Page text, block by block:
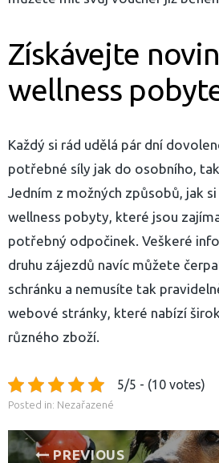
Získávejte
wellness
Každý si rád udělá pár dní
potřebné síly jak do osobního,
Jedním z možných způsobů, jak
wellness pobyty, které jsou
potřebný odpočinek. Veškeré
druhu zájezdů navíc můžete
schránku a nemusíte tak
webové stránky, které nabízí
různého zboží.
5/5 - (10 votes)
Posted in: Nezařazené
Navigace
PREVIOUS